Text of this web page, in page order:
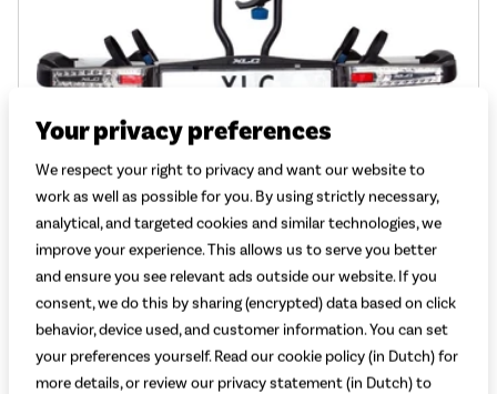
XLC Azura Xtra WT VC-C10
Standaard aantal fietsen: 2
Kantelbaar: Ja
Geschikt voor elektrische fiets: Ja
599,-
Vergelijken Bekijk
Your privacy preferences
We respect your right to privacy and want our website to
work as well as possible for you. By using strictly necessary,
analytical, and targeted cookies and similar technologies, we
improve your experience. This allows us to serve you better
and ensure you see relevant ads outside our website. If you
consent, we do this by sharing (encrypted) data based on click
behavior, device used, and customer information. You can set
your preferences yourself. Read our cookie policy (in Dutch) for
more details, or review our privacy statement (in Dutch) to